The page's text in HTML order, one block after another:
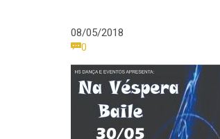
08/05/2018
0